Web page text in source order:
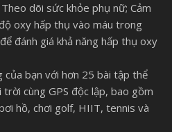
dõi sức khỏe phụ nữ; Cảm
oxy hấp thụ vào máu trong
đánh giá khả năng hấp thụ oxy
bạn với hơn 25 bài tập thể
cùng GPS độc lập, bao gồm
hồ, chơi golf, HIIT, tennis và